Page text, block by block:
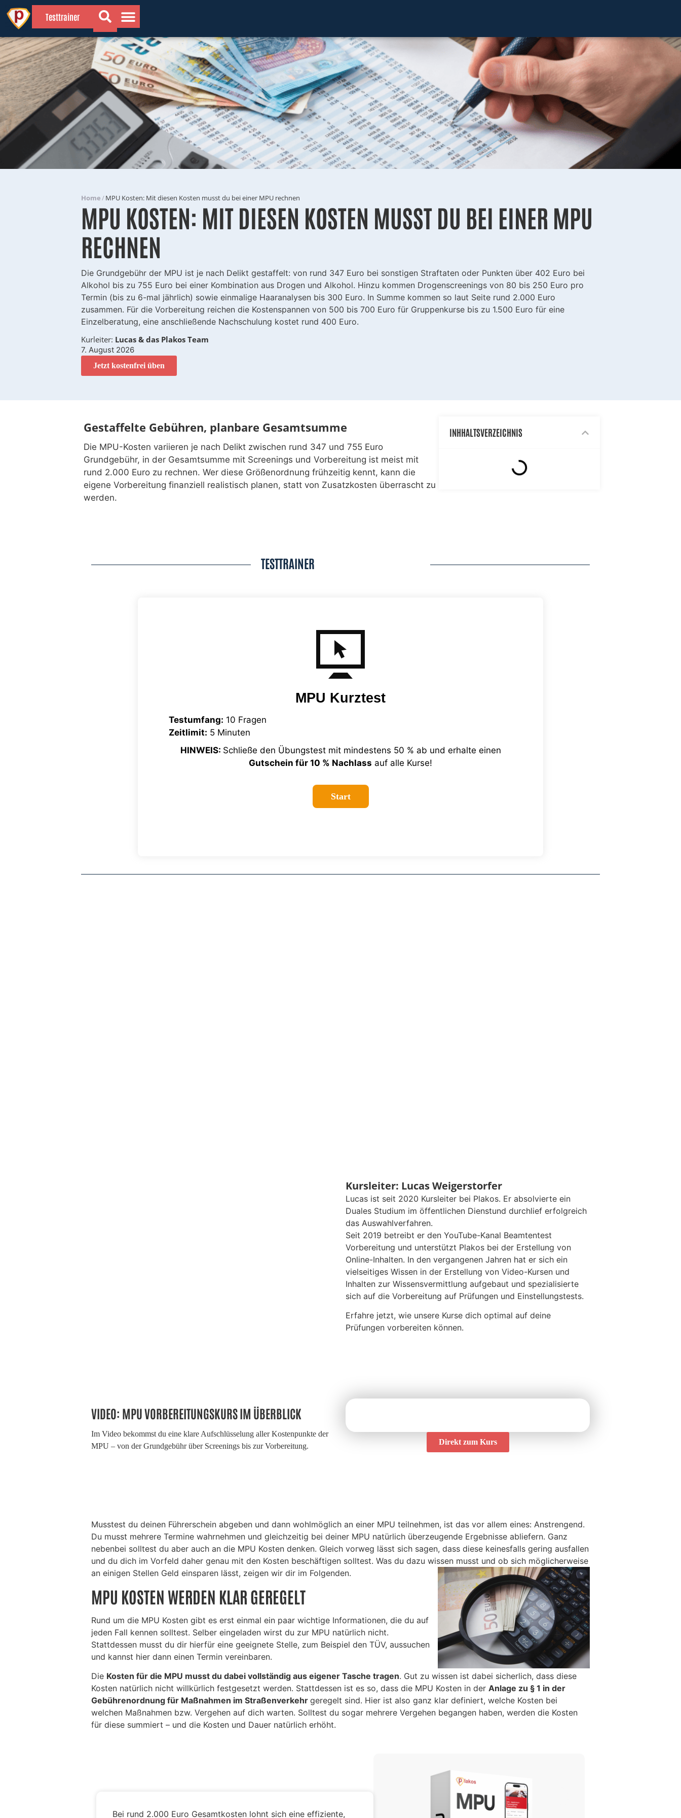
Testtrainer
Home/MPU Kosten: Mit diesen Kosten musst du bei einer MPU rechnen
MPU KOSTEN: MIT DIESEN KOSTEN MUSST DU BEI EINER MPU
RECHNEN
Die Grundgebühr der MPU ist je nach Delikt gestaffelt: von rund 347 Euro bei sonstigen Straftaten oder Punkten über 402 Euro bei
Alkohol bis zu 755 Euro bei einer Kombination aus Drogen und Alkohol. Hinzu kommen Drogenscreenings von 80 bis 250 Euro pro
Termin (bis zu 6-mal jährlich) sowie einmalige Haaranalysen bis 300 Euro. In Summe kommen so laut Seite rund 2.000 Euro
zusammen. Für die Vorbereitung reichen die Kostenspannen von 500 bis 700 Euro für Gruppenkurse bis zu 1.500 Euro für eine
Einzelberatung, eine anschließende Nachschulung kostet rund 400 Euro.
Kurleiter: Lucas & das Plakos Team
7. August 2026
Jetzt kostenfrei üben
Gestaffelte Gebühren, planbare Gesamtsumme
Die MPU-Kosten variieren je nach Delikt zwischen rund 347 und 755 Euro
Grundgebühr, in der Gesamtsumme mit Screenings und Vorbereitung ist meist mit
rund 2.000 Euro zu rechnen. Wer diese Größenordnung frühzeitig kennt, kann die
eigene Vorbereitung finanziell realistisch planen, statt von Zusatzkosten überrascht zu
werden.
INHHALTSVERZEICHNIS
TESTTRAINER
MPU Kurztest
Testumfang: 10 Fragen
Zeitlimit: 5 Minuten
HINWEIS: Schließe den Übungstest mit mindestens 50 % ab und erhalte einen
Gutschein für 10 % Nachlass auf alle Kurse!
Kursleiter: Lucas Weigerstorfer
Lucas ist seit 2020 Kursleiter bei Plakos. Er absolvierte ein
Duales Studium im öffentlichen Dienstund durchlief erfolgreich
das Auswahlverfahren.
Seit 2019 betreibt er den YouTube-Kanal Beamtentest
Vorbereitung und unterstützt Plakos bei der Erstellung von
Online-Inhalten. In den vergangenen Jahren hat er sich ein
vielseitiges Wissen in der Erstellung von Video-Kursen und
Inhalten zur Wissensvermittlung aufgebaut und spezialisierte
sich auf die Vorbereitung auf Prüfungen und Einstellungstests.
Erfahre jetzt, wie unsere Kurse dich optimal auf deine
Prüfungen vorbereiten können.
VIDEO: MPU VORBEREITUNGSKURS IM ÜBERBLICK
Im Video bekommst du eine klare Aufschlüsselung aller Kostenpunkte der
MPU – von der Grundgebühr über Screenings bis zur Vorbereitung.
Direkt zum Kurs
Musstest du deinen Führerschein abgeben und dann wohlmöglich an einer MPU teilnehmen, ist das vor allem eines: Anstrengend.
Du musst mehrere Termine wahrnehmen und gleichzeitig bei deiner MPU natürlich überzeugende Ergebnisse abliefern. Ganz
nebenbei solltest du aber auch an die MPU Kosten denken. Gleich vorweg lässt sich sagen, dass diese keinesfalls gering ausfallen
und du dich im Vorfeld daher genau mit den Kosten beschäftigen solltest. Was du dazu wissen musst und ob sich möglicherweise
an einigen Stellen Geld einsparen lässt, zeigen wir dir im Folgenden.
MPU KOSTEN WERDEN KLAR GEREGELT
Rund um die MPU Kosten gibt es erst einmal ein paar wichtige Informationen, die du auf
jeden Fall kennen solltest. Selber eingeladen wirst du zur MPU natürlich nicht.
Stattdessen musst du dir hierfür eine geeignete Stelle, zum Beispiel den TÜV, aussuchen
und kannst hier dann einen Termin vereinbaren.
Die Kosten für die MPU musst du dabei vollständig aus eigener Tasche tragen. Gut zu wissen ist dabei sicherlich, dass diese
Kosten natürlich nicht willkürlich festgesetzt werden. Stattdessen ist es so, dass die MPU Kosten in der Anlage zu § 1 in der
Gebührenordnung für Maßnahmen im Straßenverkehr geregelt sind. Hier ist also ganz klar definiert, welche Kosten bei
welchen Maßnahmen bzw. Vergehen auf dich warten. Solltest du sogar mehrere Vergehen begangen haben, werden die Kosten
für diese summiert – und die Kosten und Dauer natürlich erhöht.
Bei rund 2.000 Euro Gesamtkosten lohnt sich eine effiziente,